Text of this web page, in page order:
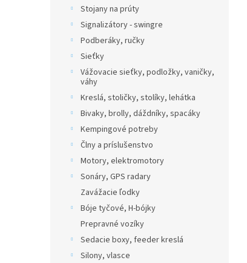
Stojany na prúty
Signalizátory - swingre
Podberáky, ručky
Sieťky
Vážovacie sieťky, podložky, vaničky,
váhy
Kreslá, stoličky, stolíky, lehátka
Bivaky, brolly, dáždníky, spacáky
Kempingové potreby
Člny a príslušenstvo
Motory, elektromotory
Sonáry, GPS radary
Zavážacie ľodky
Bóje tyčové, H-bójky
Prepravné vozíky
Sedacie boxy, feeder kreslá
Silony, vlasce